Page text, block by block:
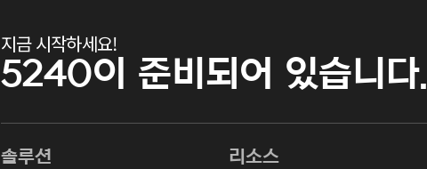
지금 시작하세요!
5240이 준비되어 있습니다.
솔루션 리소스